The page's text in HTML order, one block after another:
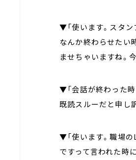
▼「使います。スタ
なんか終わらせたい
ませちゃいますね。今
▼「会話が終わった
既読スルーだと申し
▼「使います。職場
ですって言われた時